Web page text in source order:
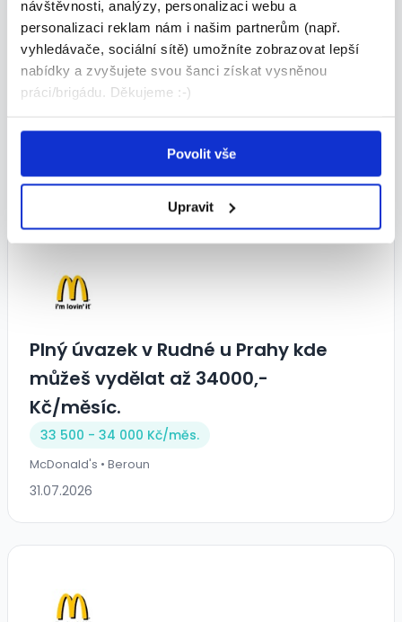
návštěvnosti, analýzy, personalizaci webu a
personalizaci reklam nám i našim partnerům (např.
vyhledávače, sociální sítě) umožníte zobrazovat lepší
nabídky a zvyšujete svou šanci získat vysněnou
práci/brigádu. Děkujeme :-)
Povolit vše
Upravit
Kontaktní osoba
Martin Kašpárek
Podobné nabídky
Plný úvazek v Rudné u Prahy kde
můžeš vydělat až 34000,-
Kč/měsíc.
33 500 - 34 000 Kč/měs.
McDonald's • Beroun
31.07.2026